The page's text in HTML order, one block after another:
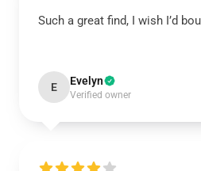
Such a great find, I wish I’d
E Evelyn
Verified owner